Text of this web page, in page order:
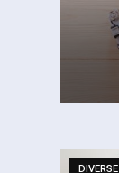
DIVERSE